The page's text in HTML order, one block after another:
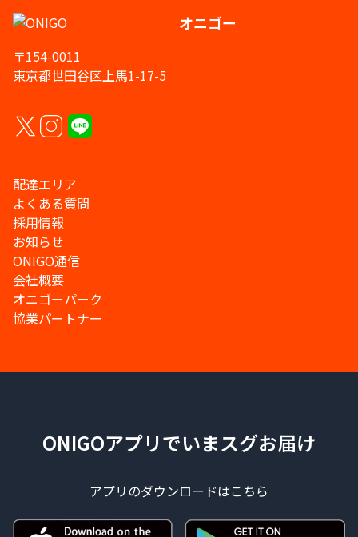
オニゴー
〒154-0011
東京都世田谷区上馬1-17-5
配達エリア
よくある質問
採用情報
お知らせ
ONIGO通信
会社概要
オニゴーパーク
協業パートナー
ONIGOアプリでいまスグお届け
アプリのダウンロードはこちら